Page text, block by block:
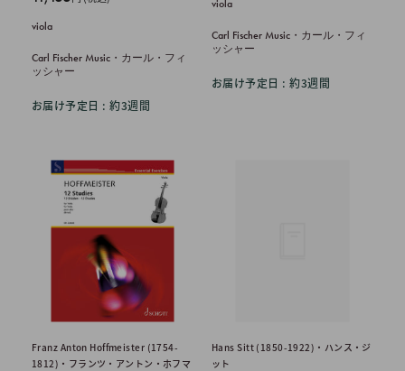
価
格
viola
Carl Fischer Music・カール・フィ
ッシャー
お届け予定日 : 約3週間
価
格
viola
Carl Fischer Music・カール・フィ
ッシャー
お届け予定日 : 約3週間
Franz Anton Hoffmeister (1754-
1812)・フランツ・アントン・ホフマ
Hans Sitt (1850-1922)・ハンス・ジ
ット